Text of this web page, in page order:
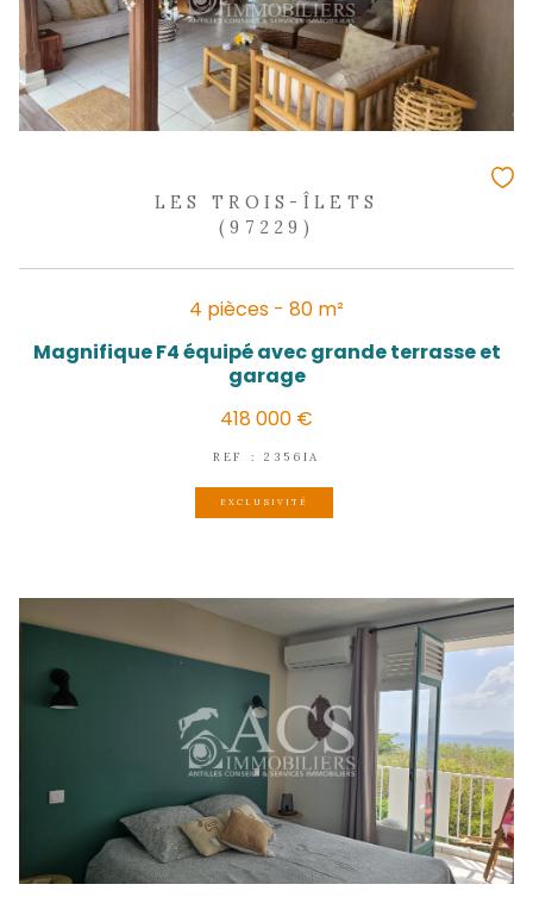
COUP DE COEUR
(97229)
4 pièces - 80 m²
Magnifique F4 équipé avec grande
garage
418 000 €